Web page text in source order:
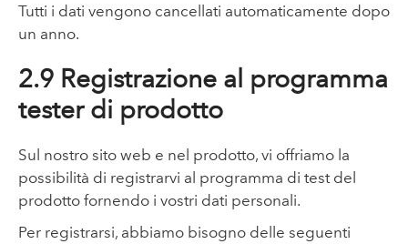
Tutti i dati vengono cancellati automaticamente dopo
un anno.
2.9 Registrazione al programma
tester di prodotto
Sul nostro sito web e nel prodotto, vi offriamo la
possibilità di registrarvi al programma di test del
prodotto fornendo i vostri dati personali.
Per registrarsi, abbiamo bisogno delle seguenti